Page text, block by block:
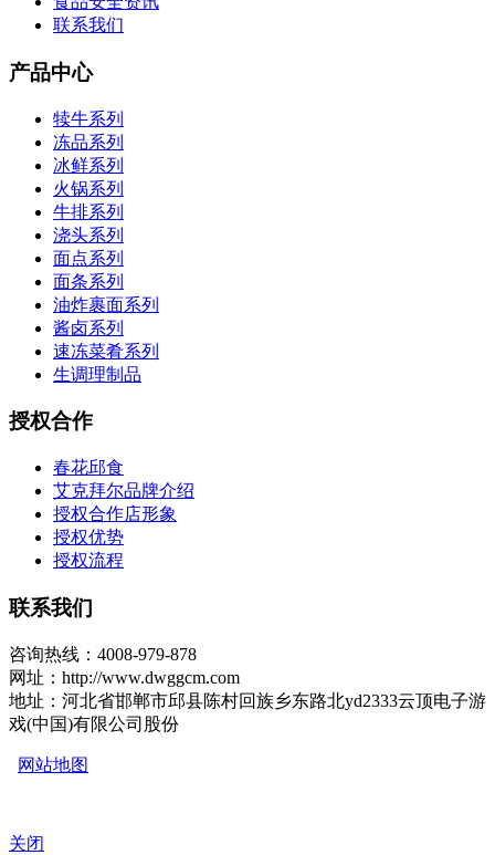
联系我们
产品中心
犊牛系列
冻品系列
冰鲜系列
火锅系列
牛排系列
浇头系列
面点系列
面条系列
油炸裹面系列
酱卤系列
速冻菜肴系列
生调理制品
授权合作
春花邱食
艾克拜尔品牌介绍
授权合作店形象
授权优势
授权流程
联系我们
咨询热线：4008-979-878
网址：http://www.dwggcm.com
地址：河北省邯郸市邱县陈村回族乡东路北yd2333云顶电子游
戏(中国)有限公司股份
网站地图
关闭